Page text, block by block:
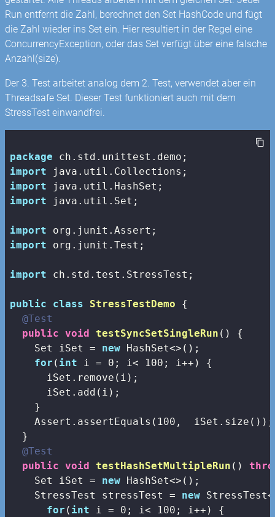
Run entfernt die Zahl, berechnet den Set HashCode und fügt
die Zahl wieder ins Set ein. Hier resultiert in der Regel eine
ConcurrencyException, oder das Set verfügt über eine falsche
Anzahl(size).
Der 3. Test arbeitet analog dem 2. Test, verwendet aber ein
Threadsafe Set. Dieser Test funktioniert auch mit dem
StressTest einwandfrei.
package
import
import
import java.util.Set;
import
import org.junit.Test;
import ch.std.test.StressTest;
public class StressTestDemo
{
@Test
public void testSyncSetSingleRun ()
{
    Set
iSet = new HashSet<>();
for ( int i = 0 ; i< 100 ; i++) {
      iSet.remove(i);
      iSet.add(i);
    }
    Assert.assertEquals(
100 ,  iSet.size());
  }
@Test
public void testHashSetMultipleRun ()
    Set
iSet = new HashSet<>();
    StressTest
stressTest = new
for ( int i = 0 ; i< 100 ; i++) {